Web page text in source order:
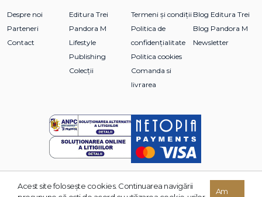
Despre noi
Parteneri
Contact
Editura Trei
Pandora M
Lifestyle
Publishing
Colecții
Termeni și condiții
Politica de
confidențialitate
Politica cookies
Comanda si
livrarea
Blog Editura Trei
Blog Pandora M
Newsletter
© 2026 Grupul Editorial TREI. Toate drepturile rezervate.
Acest site foloseşte cookies. Continuarea navigării
Am